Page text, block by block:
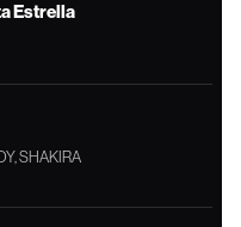
Estrella
SHAKIRA